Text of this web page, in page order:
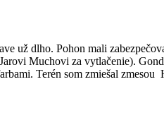
už dlho. Pohon mali
Muchovi za vytlačenie).
Terén som zmiešal